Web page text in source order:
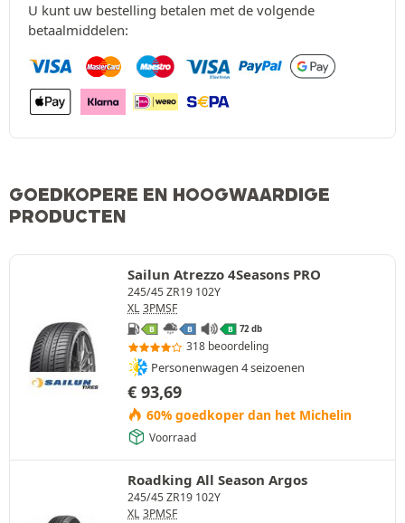
U kunt uw bestelling betalen met de volgende
betaalmiddelen:
GOEDKOPERE EN HOOGWAARDIGE
PRODUCTEN
Sailun Atrezzo 4Seasons PRO
245/45 ZR19 102Y
XL 3PMSF
B B B 72 db
318 beoordeling
Personenwagen 4 seizoenen
€ 93,69
60% goedkoper dan het Michelin
Voorraad
Roadking All Season Argos
245/45 ZR19 102Y
XL 3PMSF